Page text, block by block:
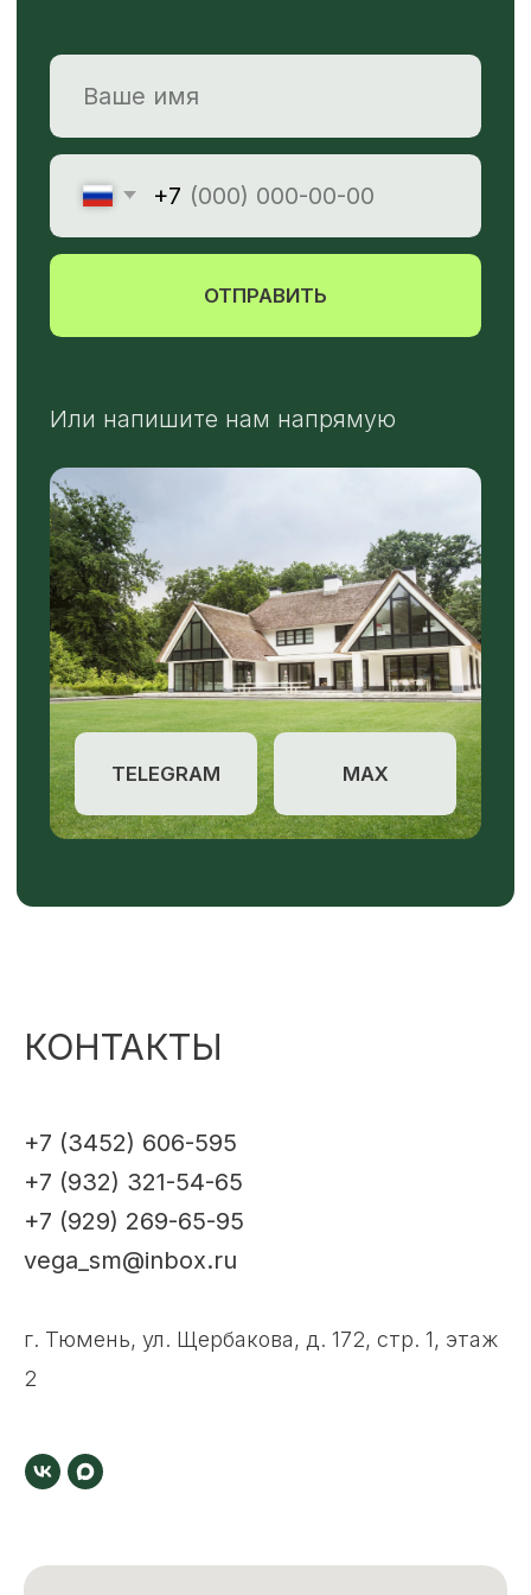
КОНТАКТЫ
+7 (3452) 606-595
+7 (932) 321-54-65
+7 (929) 269-65-95
vega_sm@inbox.ru
г. Тюмень, ул. Щербакова, д. 172, стр. 1, этаж
2